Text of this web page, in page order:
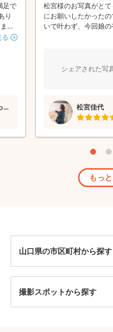
足で
り
し
glam photo高木皓史 (あっきー)
松宮様のお写真がと
にお願いしたかった
いで叶わず、今回娘
様に撮影していただ
いただいて素敵なお
りがとうございました
シェアされた写
松宮佳代
もっ
山口県の市区町村から探す
撮影スポットから探す